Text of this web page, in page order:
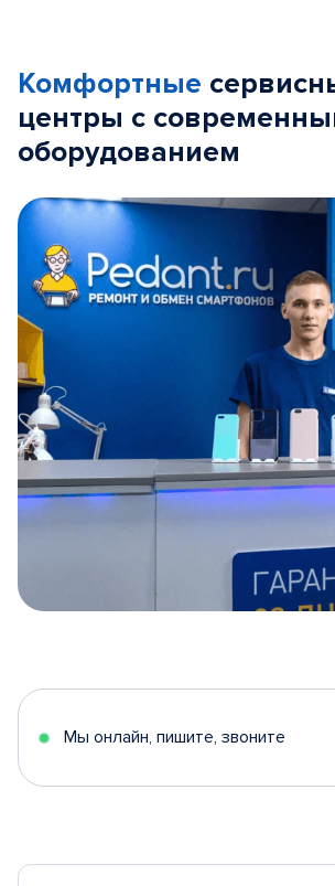
Комфортные
центры с
оборудованием
5
Мы онлайн, пишите, звоните